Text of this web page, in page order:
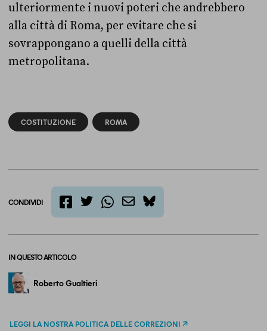
ulteriormente i nuovi poteri che andrebbero
alla città di Roma, per evitare che si
sovrappongano a quelli della città
metropolitana.
COSTITUZIONE ROMA
CONDIVIDI
bluesky
IN QUESTO ARTICOLO
Roberto Gualtieri
LEGGI LA NOSTRA POLITICA DELLE CORREZIONI